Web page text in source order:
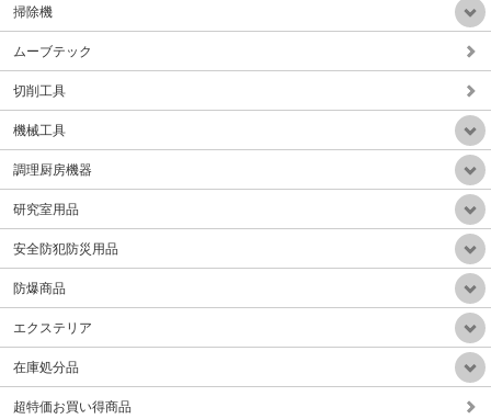
小型軽量微粉塵集塵排気装置(HEPAフィルタ付属)
掃除機
ムーブテック
切削工具
機械工具
調理厨房機器
研究室用品
安全防犯防災用品
防爆商品
エクステリア
在庫処分品
超特価お買い得商品